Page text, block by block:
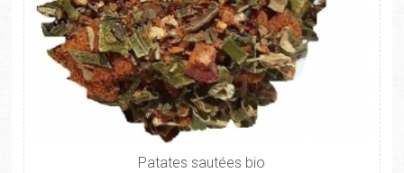
Patates sautées bio